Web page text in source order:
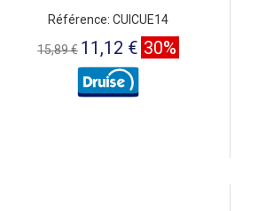
Référence: CUICUE14
15,89 € 11,12 € 30%